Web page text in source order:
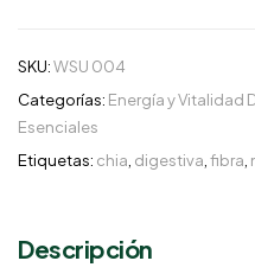
SKU:WSU 004
Categorías: Energía y Vitalidad
Esenciales
Etiquetas: chia digestiva fibra
Descripción